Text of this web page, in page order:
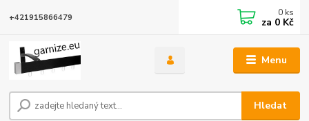
Menu
Hledat
+421915866479 0 ks
za 0 Kč